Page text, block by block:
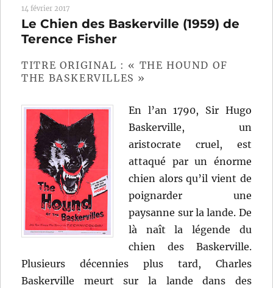
l’article
14 février 2017
Le Chien des Baskerville (1959) de
Terence Fisher
TITRE ORIGINAL : « THE HOUND OF
THE BASKERVILLES »
En l’an 1790, Sir Hugo
Baskerville, un
aristocrate cruel, est
attaqué par un énorme
chien alors qu’il vient de
poignarder une
paysanne sur la lande. De
là naît la légende du
chien des Baskerville.
Plusieurs décennies plus tard, Charles
Baskerville meurt sur la lande dans des